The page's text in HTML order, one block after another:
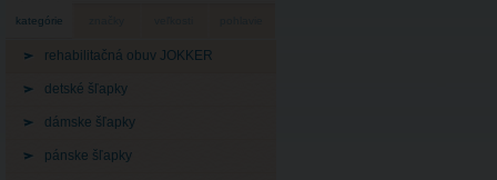
kategórie
rehabilitačná obuv JOKKER
detské šľapky
dámske šľapky
pánske šľapky